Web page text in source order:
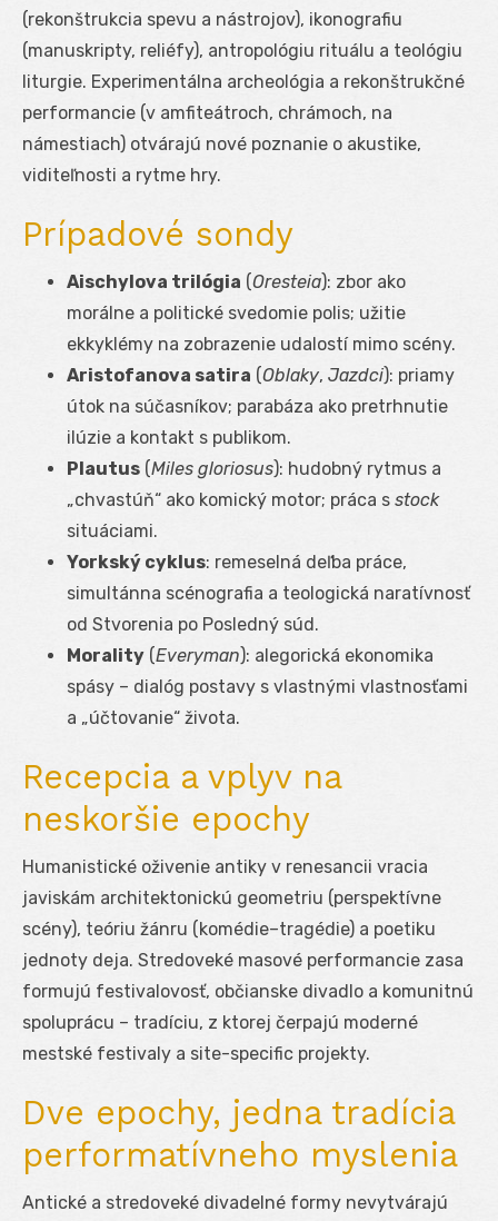
(rekonštrukcia spevu a nástrojov), ikonografiu
(manuskripty, reliéfy), antropológiu rituálu a teológiu
liturgie. Experimentálna archeológia a rekonštrukčné
performancie (v amfiteátroch, chrámoch, na
námestiach) otvárajú nové poznanie o akustike,
viditeľnosti a rytme hry.
Prípadové sondy
Aischylova trilógia (Oresteia): zbor ako
morálne a politické svedomie polis; užitie
ekkyklémy na zobrazenie udalostí mimo scény.
Aristofanova satira (Oblaky, Jazdci): priamy
útok na súčasníkov; parabáza ako pretrhnutie
ilúzie a kontakt s publikom.
Plautus (Miles gloriosus): hudobný rytmus a
„chvastúň“ ako komický motor; práca s stock
situáciami.
Yorkský cyklus: remeselná deľba práce,
simultánna scénografia a teologická naratívnosť
od Stvorenia po Posledný súd.
Morality (Everyman): alegorická ekonomika
spásy – dialóg postavy s vlastnými vlastnosťami
a „účtovanie“ života.
Recepcia a vplyv na
neskoršie epochy
Humanistické oživenie antiky v renesancii vracia
javiskám architektonickú geometriu (perspektívne
scény), teóriu žánru (komédie–tragédie) a poetiku
jednoty deja. Stredoveké masové performancie zasa
formujú festivalovosť, občianske divadlo a komunitnú
spoluprácu – tradíciu, z ktorej čerpajú moderné
mestské festivaly a site-specific projekty.
Dve epochy, jedna tradícia
performatívneho myslenia
Antické a stredoveké divadelné formy nevytvárajú